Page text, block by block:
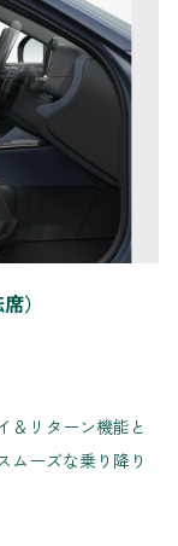
）
＆リターン機能と
ムーズな乗り降り